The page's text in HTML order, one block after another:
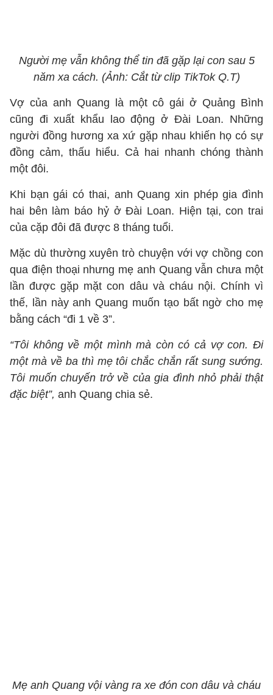
Người mẹ vẫn không thể tin đã gặp lại con sau 5
năm xa cách. (Ảnh: Cắt từ clip TikTok Q.T)
Vợ của anh Quang là một cô gái ở Quảng Bình
cũng đi xuất khẩu lao động ở Đài Loan. Những
người đồng hương xa xứ gặp nhau khiến họ có sự
đồng cảm, thấu hiểu. Cả hai nhanh chóng thành
một đôi.
Khi bạn gái có thai, anh Quang xin phép gia đình
hai bên làm báo hỷ ở Đài Loan. Hiện tại, con trai
của cặp đôi đã được 8 tháng tuổi.
Mặc dù thường xuyên trò chuyện với vợ chồng con
qua điện thoại nhưng mẹ anh Quang vẫn chưa một
lần được gặp mặt con dâu và cháu nội. Chính vì
thế, lần này anh Quang muốn tạo bất ngờ cho mẹ
bằng cách “đi 1 về 3”.
“Tôi không về một mình mà còn có cả vợ con. Đi
một mà về ba thì mẹ tôi chắc chắn rất sung sướng.
Tôi muốn chuyến trở về của gia đình nhỏ phải thật
đặc biệt”, anh Quang chia sẻ.
Mẹ anh Quang vội vàng ra xe đón con dâu và cháu